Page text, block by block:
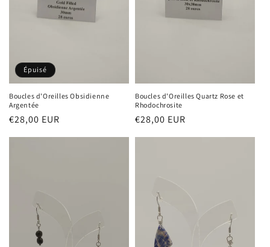
Épuisé
Boucles d'Oreilles Obsidienne
Argentée
Prix
€28,00 EUR
Boucles d'Oreilles Quartz Rose et
Rhodochrosite
Prix
€28,00 EUR